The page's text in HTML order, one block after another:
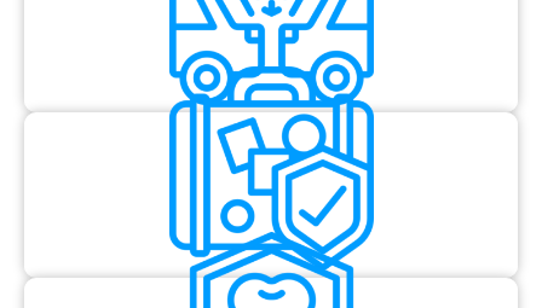
SEGURO AUTO
SAIBA MAIS
VIAGEM
SAIBA MAIS